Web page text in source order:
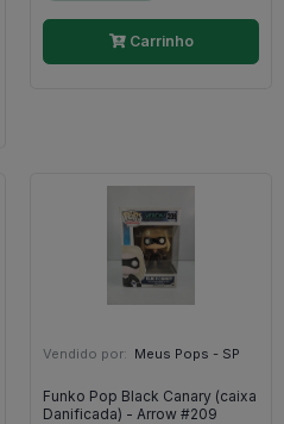
Carrinho
Vendido por: Meus Pops - SP
Funko Pop Black Canary (caixa
Danificada) - Arrow #209